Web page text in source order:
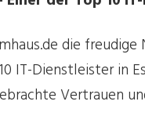
die
IT-Dienstleister in
Vertrauen